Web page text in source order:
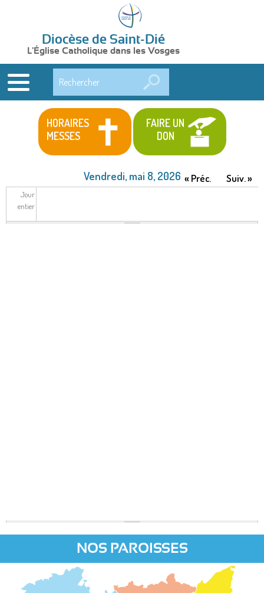
Diocèse de Saint-Dié
L'Église Catholique dans les Vosges
HORAIRES
MESSES
FAIRE UN
DON
Vendredi, mai 8, 2026 « Préc. Suiv. »
Jour
entier
NOS PAROISSES